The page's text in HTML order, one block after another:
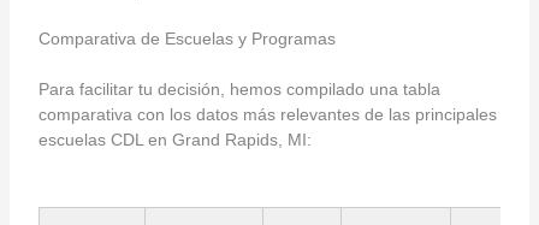
Comparativa de Escuelas y Programas
Para facilitar tu decisión, hemos compilado una tabla
comparativa con los datos más relevantes de las principales
escuelas CDL en Grand Rapids, MI: